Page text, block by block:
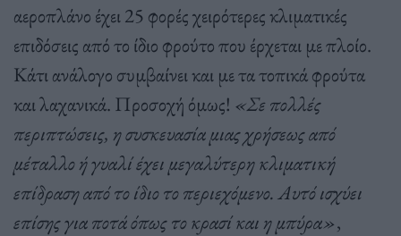
αεροπλάνο έχει 25 φορές χειρότερες κλιματικές
επιδόσεις από το ίδιο φρούτο που έρχεται με πλοίο.
Κάτι ανάλογο συμβαίνει και με τα τοπικά φρούτα
και λαχανικά. Προσοχή όμως! «Σε πολλές
περιπτώσεις, η συσκευασία μιας χρήσεως από
μέταλλο ή γυαλί έχει μεγαλύτερη κλιματική
επίδραση από το ίδιο το περιεχόμενο. Αυτό ισχύει
επίσης για ποτά όπως το κρασί και η μπύρα»,